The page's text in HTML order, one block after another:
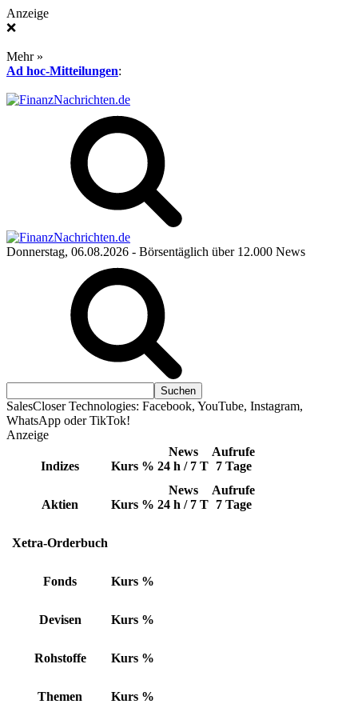
Anzeige
❌
Mehr »
Ad hoc-Mitteilungen:
Donnerstag, 06.08.2026 - Börsentäglich über 12.000 News
SalesCloser Technologies: Facebook, YouTube, Instagram,
WhatsApp oder TikTok!
Anzeige
Indizes Kurs %
News
24 h / 7 T
Aufrufe
7 Tage
Aktien Kurs %
News
24 h / 7 T
Aufrufe
7 Tage
Xetra-Orderbuch
Fonds Kurs %
Devisen Kurs %
Rohstoffe Kurs %
Themen Kurs %